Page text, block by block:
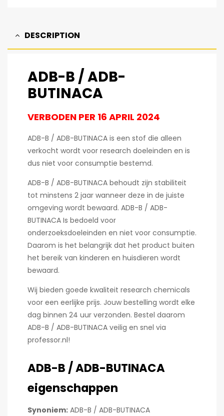
DESCRIPTION
ADB-B / ADB-
BUTINACA
VERBODEN PER 16 APRIL 2024
ADB-B / ADB-BUTINACA is een stof die alleen
verkocht wordt voor research doeleinden en is
dus niet voor consumptie bestemd.
ADB-B / ADB-BUTINACA behoudt zijn stabiliteit
tot minstens 2 jaar wanneer deze in de juiste
omgeving wordt bewaard. ADB-B / ADB-
BUTINACA Is bedoeld voor
onderzoeksdoeleinden en niet voor consumptie.
Daarom is het belangrijk dat het product buiten
het bereik van kinderen en huisdieren wordt
bewaard.
Wij bieden goede kwaliteit research chemicals
voor een eerlijke prijs. Jouw bestelling wordt elke
dag binnen 24 uur verzonden. Bestel daarom
ADB-B / ADB-BUTINACA veilig en snel via
professor.nl!
ADB-B / ADB-BUTINACA
eigenschappen
Synoniem: ADB-B / ADB-BUTINACA